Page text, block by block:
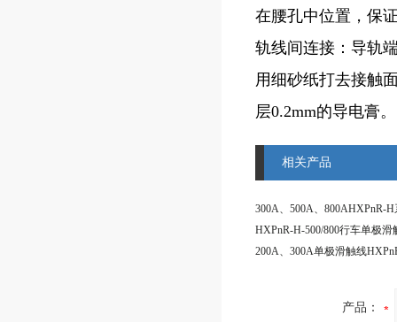
在腰孔中位置，保
轨线间连接：导轨
用细砂纸打去接触
层0.2mm的导电膏。
相关产品
HXPnR-H-500/800行车单极滑
产品：